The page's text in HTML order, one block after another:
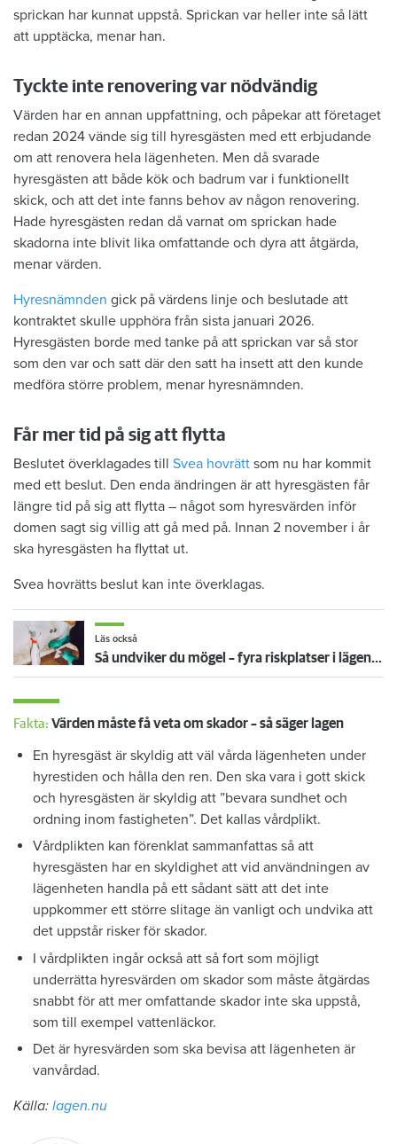
sprickan har kunnat uppstå. Sprickan var heller inte så lätt
att upptäcka, menar han.
Tyckte inte renovering var nödvändig
Värden har en annan uppfattning, och påpekar att företaget
redan 2024 vände sig till hyresgästen med ett erbjudande
om att renovera hela lägenheten. Men då svarade
hyresgästen att både kök och badrum var i funktionellt
skick, och att det inte fanns behov av någon renovering.
Hade hyresgästen redan då varnat om sprickan hade
skadorna inte blivit lika omfattande och dyra att åtgärda,
menar värden.
Hyresnämnden gick på värdens linje och beslutade att
kontraktet skulle upphöra från sista januari 2026.
Hyresgästen borde med tanke på att sprickan var så stor
som den var och satt där den satt ha insett att den kunde
medföra större problem, menar hyresnämnden.
Får mer tid på sig att flytta
Beslutet överklagades till Svea hovrätt som nu har kommit
med ett beslut. Den enda ändringen är att hyresgästen får
längre tid på sig att flytta – något som hyresvärden inför
domen sagt sig villig att gå med på. Innan 2 november i år
ska hyresgästen ha flyttat ut.
Svea hovrätts beslut kan inte överklagas.
Läs också
Så undviker du mögel – fyra riskplatser i lägenheten: ”Måste städa bort”
Fakta: Värden måste få veta om skador – så säger lagen
En hyresgäst är skyldig att väl vårda lägenheten under
hyrestiden och hålla den ren. Den ska vara i gott skick
och hyresgästen är skyldig att ”bevara sundhet och
ordning inom fastigheten”. Det kallas vårdplikt.
Vårdplikten kan förenklat sammanfattas så att
hyresgästen har en skyldighet att vid användningen av
lägenheten handla på ett sådant sätt att det inte
uppkommer ett större slitage än vanligt och undvika att
det uppstår risker för skador.
I vårdplikten ingår också att så fort som möjligt
underrätta hyresvärden om skador som måste åtgärdas
snabbt för att mer omfattande skador inte ska uppstå,
som till exempel vattenläckor.
Det är hyresvärden som ska bevisa att lägenheten är
vanvårdad.
Källa: lagen.nu